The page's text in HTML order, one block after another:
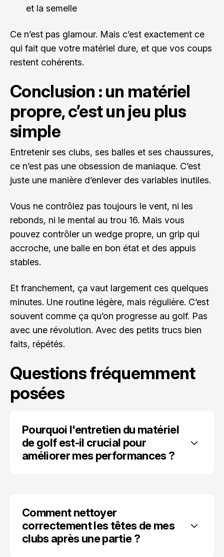
et la semelle
Ce n’est pas glamour. Mais c’est exactement ce
qui fait que votre matériel dure, et que vos coups
restent cohérents.
Conclusion : un matériel
propre, c’est un jeu plus
simple
Entretenir ses clubs, ses balles et ses chaussures,
ce n’est pas une obsession de maniaque. C’est
juste une manière d’enlever des variables inutiles.
Vous ne contrôlez pas toujours le vent, ni les
rebonds, ni le mental au trou 16. Mais vous
pouvez contrôler un wedge propre, un grip qui
accroche, une balle en bon état et des appuis
stables.
Et franchement, ça vaut largement ces quelques
minutes. Une routine légère, mais régulière. C’est
souvent comme ça qu’on progresse au golf. Pas
avec une révolution. Avec des petits trucs bien
faits, répétés.
Questions fréquemment
posées
Pourquoi l'entretien du matériel
de golf est-il crucial pour
améliorer mes performances ?
Comment nettoyer
correctement les têtes de mes
clubs après une partie ?